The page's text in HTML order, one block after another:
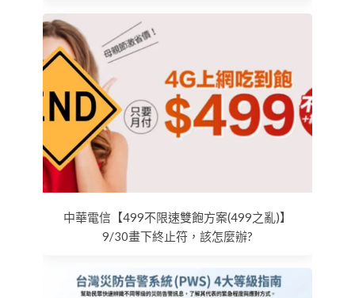
中華電信【499不限速雙飽方案(499之亂)】
9/30畫下終止符，該怎麼辦?